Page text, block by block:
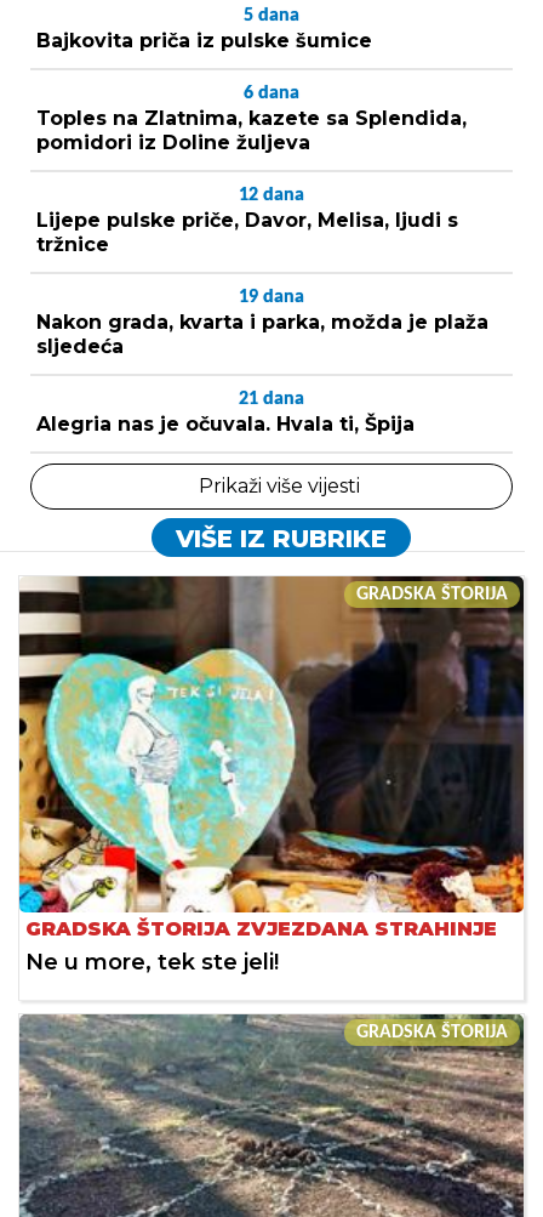
5 dana
Bajkovita priča iz pulske šumice
6 dana
Toples na Zlatnima, kazete sa Splendida,
pomidori iz Doline žuljeva
12 dana
Lijepe pulske priče, Davor, Melisa, ljudi s
tržnice
19 dana
Nakon grada, kvarta i parka, možda je plaža
sljedeća
21 dana
Alegria nas je očuvala. Hvala ti, Špija
Prikaži više vijesti
VIŠE IZ RUBRIKE
GRADSKA ŠTORIJA
GRADSKA ŠTORIJA ZVJEZDANA STRAHINJE
Ne u more, tek ste jeli!
GRADSKA ŠTORIJA